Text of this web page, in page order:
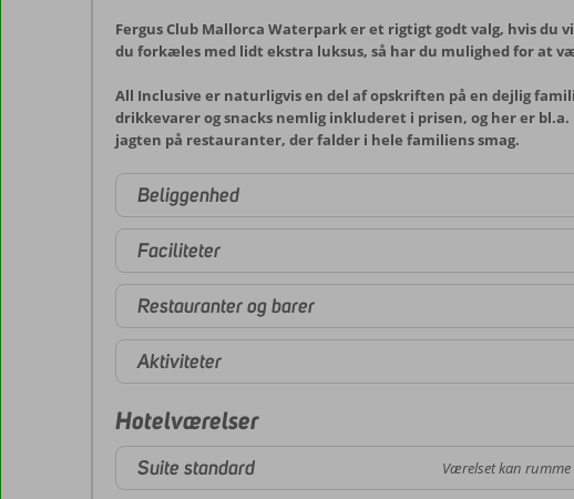
Fergus Club Mallorca Waterpark er et rigtigt godt valg, hvis
du forkæles med lidt ekstra luksus, så har du mulighed for at
All Inclusive er naturligvis en del af opskriften på en dejlig
drikkevarer og snacks nemlig inkluderet i prisen, og her er
jagten på restauranter, der falder i hele familiens smag.
Beliggenhed
Faciliteter
Restauranter og barer
Aktiviteter
Hotelværelser
Suite standard Værelset kan